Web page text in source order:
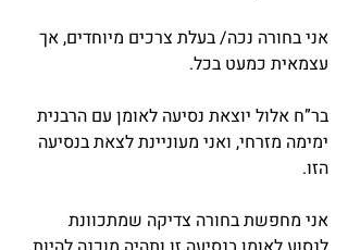
אני בחורה נכה/ בעלת צרכים מיוחדים, אך
עצמאית כמעט בכל.
בר”ח אלול יוצאת נסיעה לאומן עם הרבנית
ימימה מזרחי, ואני מעוניינת לצאת בנסיעה
הזו.
אני מחפשת בחורה צדיקה שמתכוונת